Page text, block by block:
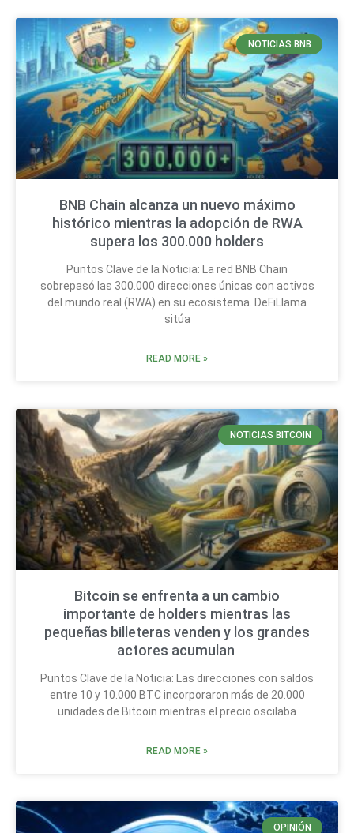
NOTICIAS BNB
BNB Chain alcanza un nuevo máximo
histórico mientras la adopción de RWA
supera los 300.000 holders
Puntos Clave de la Noticia: La red BNB Chain
sobrepasó las 300.000 direcciones únicas con activos
del mundo real (RWA) en su ecosistema. DeFiLlama
sitúa
READ MORE »
NOTICIAS BITCOIN
Bitcoin se enfrenta a un cambio
importante de holders mientras las
pequeñas billeteras venden y los grandes
actores acumulan
Puntos Clave de la Noticia: Las direcciones con saldos
entre 10 y 10.000 BTC incorporaron más de 20.000
unidades de Bitcoin mientras el precio oscilaba
READ MORE »
OPINIÓN